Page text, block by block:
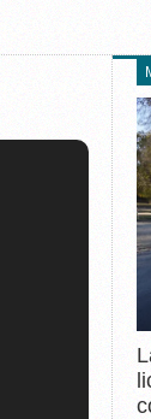
RUTA DE LA
LA VOZ DE LA
EXPERIENCIA
IN MEMORIAM
MEMORIA
UN MINUTO